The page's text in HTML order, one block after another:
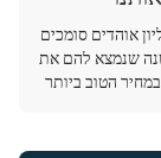
מיליון אוהדים סומכים
שנמצא להם את
הטוב ביותר